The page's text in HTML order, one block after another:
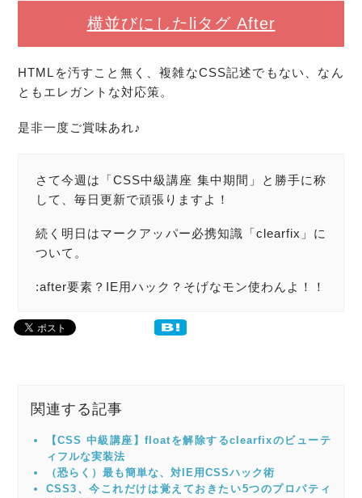
横並びにしたliタグ After
HTMLを汚すこと無く、複雑なCSS記述でもない、なん
ともエレガントな対応策。
是非一度ご賞味あれ♪
さて今週は「CSS中級講座 集中期間」と勝手に称
して、毎日更新で頑張りますよ！
続く明日はマークアッパー必携知識「clearfix」に
ついて。
:after要素？IE用ハック？そげなモン使わんよ！！
関連する記事
【CSS 中級講座】floatを解除するclearfixのビューテ
ィフルな実装法
（恐らく）最も簡単な、対IE用CSSハック術
CSS3、今これだけは覚えておきたい5つのプロパティ